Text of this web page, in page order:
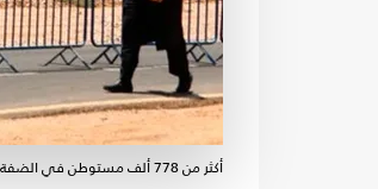
أكثر من 778 ألف مستوطن في الضفة الغربية وفق بيانات فلسطينية - جيتي